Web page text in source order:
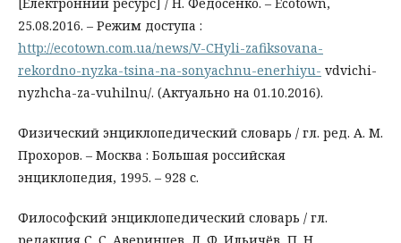
25.08.2016. – Режим доступа :
http://ecotown.com.ua/news/V-CHyli-zafiksovana-
rekordno-nyzka-tsina-na-sonyachnu-enerhiyu- vdvichi-
nyzhcha-za-vuhilnu/. (Актуально на 01.10.2016).
Физический энциклопедический словарь / гл. ред. А. М.
Прохоров. – Москва : Большая российская
энциклопедия, 1995. – 928 с.
Философский энциклопедический словарь / гл.